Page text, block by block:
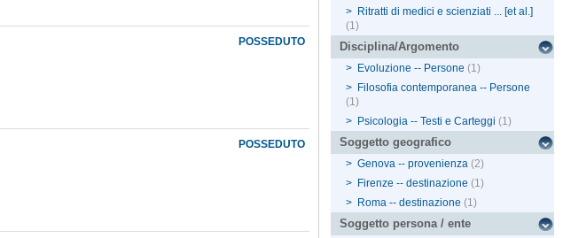
POSSEDUTO
POSSEDUTO
> Ritratti di medici e scienziati ... [et al.]
(1)
Disciplina/Argomento
> Evoluzione -- Persone (1)
> Filosofia contemporanea -- Persone
(1)
> Psicologia -- Testi e Carteggi (1)
Soggetto geografico
> Genova -- provenienza (2)
> Firenze -- destinazione (1)
> Roma -- destinazione (1)
Soggetto persona / ente